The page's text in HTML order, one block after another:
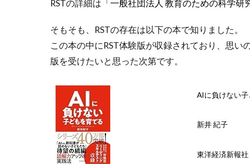
RSTの詳細は 「一般社団法人 教育のための科学研
そもそも、RSTの存在は以下の本で知りました。
この本の中にRST体験版が収録されており、思
版を受けたいと思った次第です。
AIに負けない
新井 紀子
東洋経済新報社